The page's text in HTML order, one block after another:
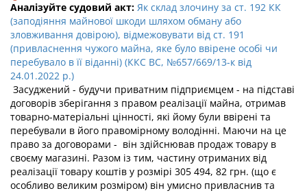
Аналізуйте судовий акт: Як склад злочину за ст. 192 КК
(заподіяння майнової шкоди шляхом обману або
зловживання довірою), відмежовувати від ст. 191
(привласнення чужого майна, яке було ввірене особі чи
перебувало в її віданні) (ККС ВС, №657/669/13-к від
24.01.2022 р.)
Засуджений - будучи приватним підприємцем - на підставі
договорів зберігання з правом реалізації майна, отримав
товарно-матеріальні цінності, які йому були ввірені та
перебували в його правомірному володінні. Маючи на це
право за договорами - він здійснював продаж товару в
своєму магазині. Разом із тим, частину отриманих від
реалізації товару коштів у розмірі 305 494, 82 грн. (що є
особливо великим розміром) він умисно привласнив та